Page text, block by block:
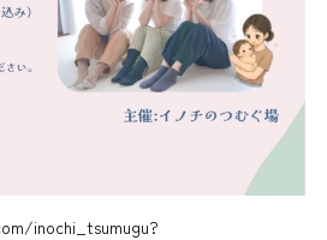
inochi_tsumugu?